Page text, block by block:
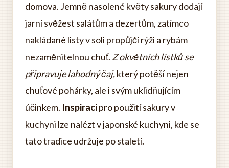
domova. Jemně nasolené květy sakury dodají
jarní svěžest salátům a dezertům, zatímco
nakládané listy v soli propůjčí rýži a rybám
nezaměnitelnou chuť. Z okvětních lístků se
připravuje lahodný čaj,který potěší nejen
chuťové pohárky, ale i svým uklidňujícím
účinkem. Inspiracipro použití sakury v
kuchyni lze nalézt v japonské kuchyni, kde se
tato tradice udržuje po staletí.